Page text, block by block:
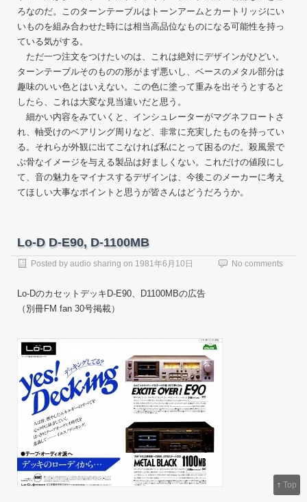
ろなのだ。このターンテーブルはトーンアームとカートリッジにい
いものを組み合わせた時には相当高品位なものになる可能性を持っ
ている気がする。
ただ一つ注文をつけたいのは、これは絶対にデザインがひどい。
ターンテーブルそのものの形がまず悪いし、ベースのメタル部分は
趣味のいい色とはいえない。この色に塗って重みを出そうとすると
したら、これは大変な見当違いだと思う。
細かい内容をみていくと、インシュレーターがマグネフロートさ
れ、軸受けのベアリング周りなど、非常に充実したものを持ってい
る。それらが外観に出てこなければ私にとって困るのだ。殺風景で
ぶ骨なイメージを与える製品は好ましくない。これだけの値段にし
て、音の魅力をマイナスするデザインは、今後このメーカーに考え
てほしい大事なポイントと思うが皆さんはどうだろうか。
Lo-D D-E90, D-1100MB
Posted by audio sharing on 1981年6月10日 No comments
Lo-DのカセットデッキD-E90、D1100MBの広告
（別冊FM fan 30号掲載）
↑ Top